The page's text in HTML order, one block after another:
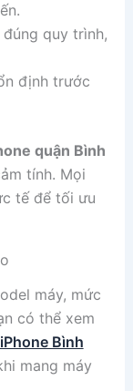
quy trình,
định trước
quận Bình
tính. Mọi
tế để tối ưu
máy, mức
có thể xem
Bình
mang máy